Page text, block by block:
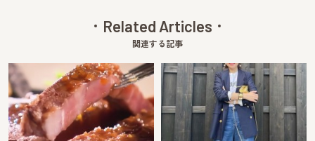
Related Articles
関連する記事